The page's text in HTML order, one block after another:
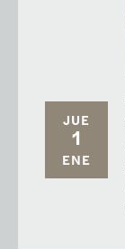
JUE
1
ENE